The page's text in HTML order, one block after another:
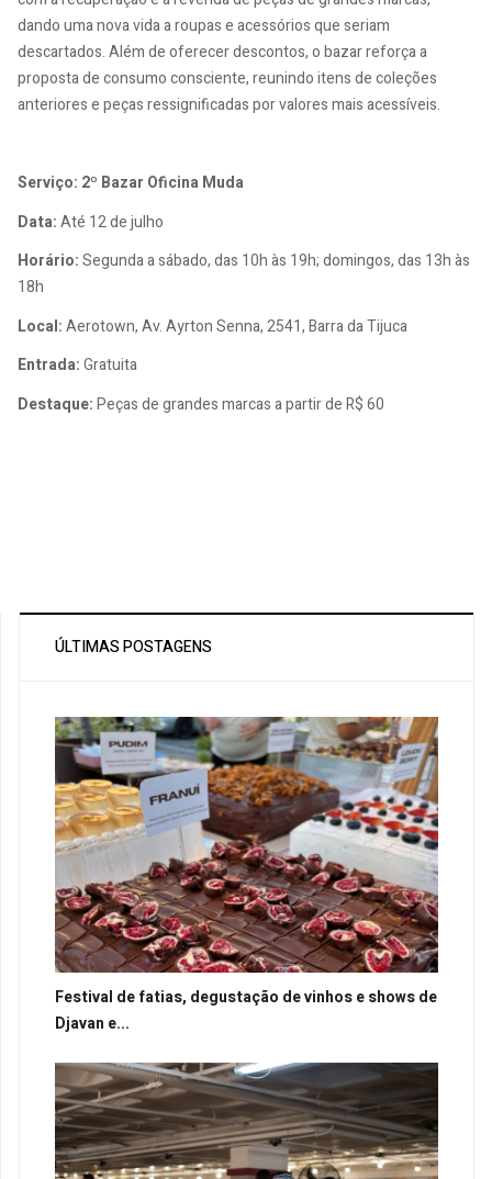
dando uma nova vida a roupas e acessórios que seriam
descartados. Além de oferecer descontos, o bazar reforça a
proposta de consumo consciente, reunindo itens de coleções
anteriores e peças ressignificadas por valores mais acessíveis.
Serviço: 2º Bazar Oficina Muda
Data:Até 12 de julho
Horário:Segunda a sábado, das 10h às 19h; domingos, das 13h às
18h
Local:Aerotown, Av. Ayrton Senna, 2541, Barra da Tijuca
Entrada:Gratuita
Destaque:Peças de grandes marcas a partir de R$ 60
ÚLTIMAS POSTAGENS
Festival de fatias, degustação de vinhos e shows de
Djavan e...